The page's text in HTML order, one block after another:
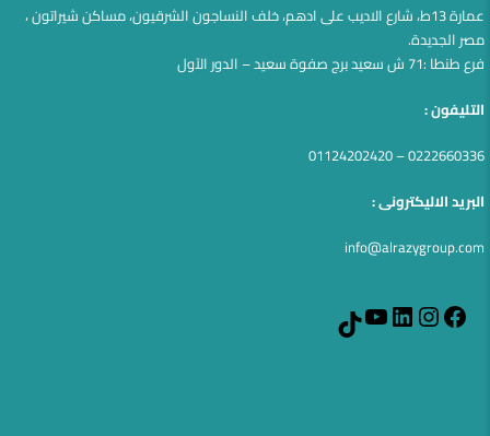
عمارة 13ط، شارع الاديب على ادهم، خلف النساجون الشرقيون، مساكن شيراتون ،
مصر الجديدة.
فرع طنطا :71 ش سعيد برج صفوة سعيد – الدور الآول
التليفون :
0222660336 – 01124202420
البريد الاليكترونى :
info@alrazygroup.com
Facebook
Instagram
LinkedIn
YouTube